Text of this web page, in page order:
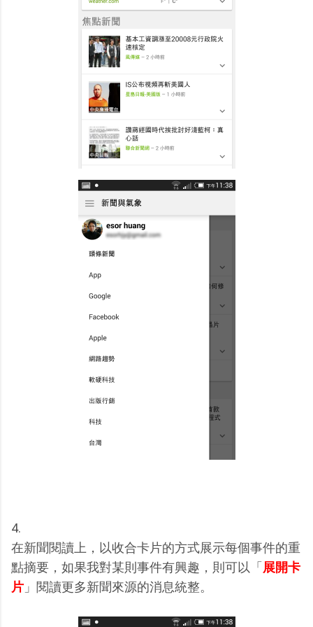
4.
在新聞閱讀上，以收合卡片的方式展示每個事件的重
點摘要，如果我對某則事件有興趣，則可以「 展開卡
片 」閱讀更多新聞來源的消息統整。